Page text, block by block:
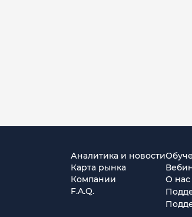
Аналитика и новости
Карта рынка
Компании
F.A.Q.
О нас